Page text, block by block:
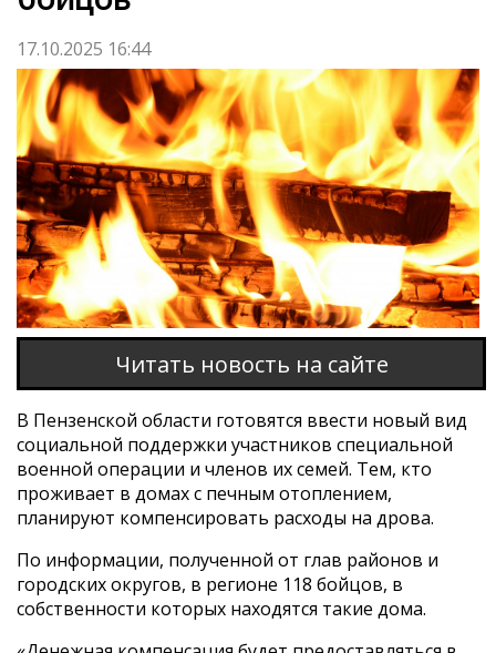
17.10.2025 16:44
Читать новость на сайте
В Пензенской области готовятся ввести новый вид
социальной поддержки участников специальной
военной операции и членов их семей. Тем, кто
проживает в домах с печным отоплением,
планируют компенсировать расходы на дрова.
По информации, полученной от глав районов и
городских округов, в регионе 118 бойцов, в
собственности которых находятся такие дома.